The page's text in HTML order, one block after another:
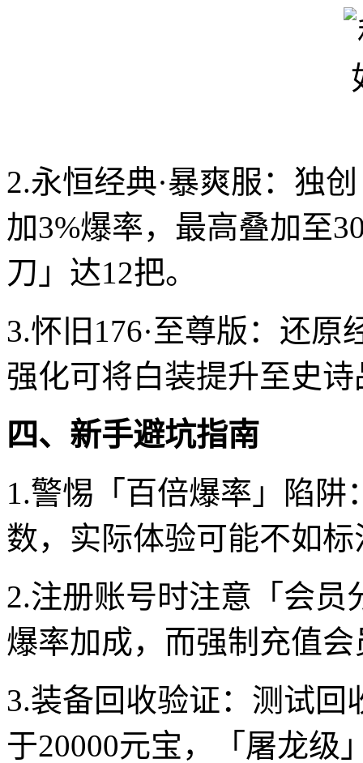
2.永恒经典·暴爽服：独
加3%爆率，最高叠加至
刀」达12把。
3.怀旧176·至尊版：还
强化可将白装提升至史
四、新手避坑指南
1.警惕「百倍爆率」陷
数，实际体验可能不如
2.注册账号时注意「会员
爆率加成，而强制充值
3.装备回收验证：测试
于20000元宝，「屠龙级